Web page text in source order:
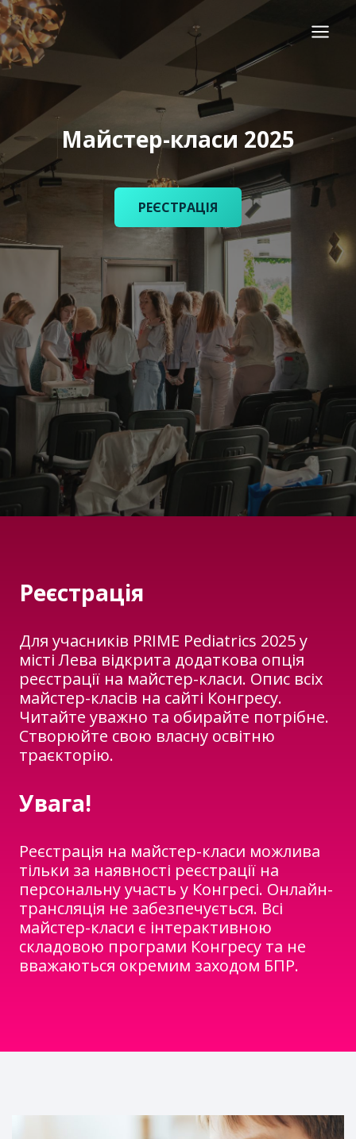
Перейти
до
вмісту
Майстер-класи 2025
РЕЄСТРАЦІЯ
Реєстрація
Для учасників PRIME Pediatrics 2025 у
місті Лева відкрита додаткова опція
реєстрації на майстер-класи. Опис всіх
майстер-класів на сайті Конгресу.
Читайте уважно та обирайте потрібне.
Створюйте свою власну освітню
траєкторію.
Увага!
Реєстрація на майстер-класи можлива
тільки за наявності реєстрації на
персональну участь у Конгресі. Онлайн-
трансляція не забезпечується. Всі
майстер-класи є інтерактивною
складовою програми Конгресу та не
вважаються окремим заходом БПР.